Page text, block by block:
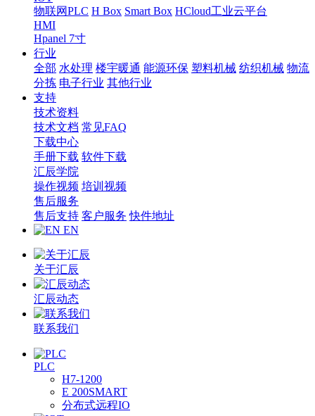
物联网PLC H Box Smart Box HCloud工业云平台
HMI
Hpanel 7寸
行业
全部 水处理 楼宇暖通 能源环保 塑料机械 纺织机械 物流
分拣 电子行业 其他行业
支持
技术资料
技术文档 常见FAQ
下载中心
手册下载 软件下载
汇辰学院
操作视频 培训视频
售后服务
售后支持 客户服务 快件地址
EN
关于汇辰
汇辰动态
联系我们
PLC
H7-1200
E 200SMART
分布式远程IO